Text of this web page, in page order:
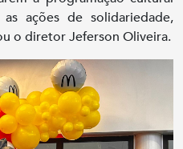
ações de solidariedade,
o diretor Jeferson Oliveira.